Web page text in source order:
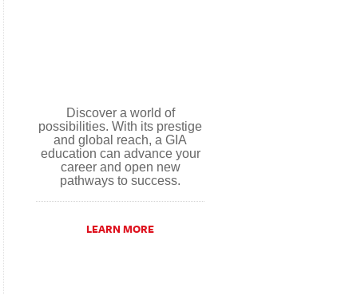
Discover a world of
possibilities. With its prestige
and global reach, a GIA
education can advance your
career and open new
pathways to success.
LEARN MORE